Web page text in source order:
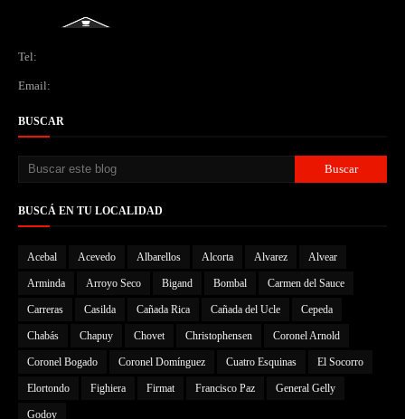
Tel:
Email:
BUSCAR
BUSCÁ EN TU LOCALIDAD
Acebal Acevedo Albarellos Alcorta Alvarez Alvear
Arminda Arroyo Seco Bigand Bombal Carmen del Sauce
Carreras Casilda Cañada Rica Cañada del Ucle Cepeda
Chabás Chapuy Chovet Christophensen Coronel Arnold
Coronel Bogado Coronel Domínguez Cuatro Esquinas El Socorro
Elortondo Fighiera Firmat Francisco Paz General Gelly
Godoy